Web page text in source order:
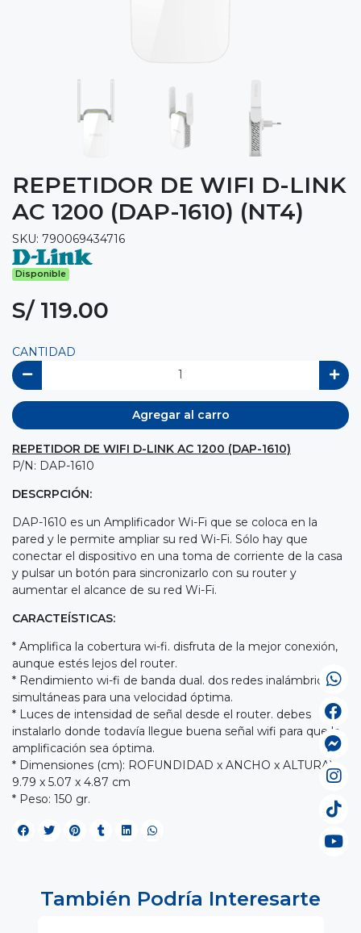
REPETIDOR DE WIFI D-LINK
AC 1200 (DAP-1610) (NT4)
SKU: 790069434716
Disponible
S/ 119.00
CANTIDAD
Agregar al carro
REPETIDOR DE WIFI D-LINK AC 1200 (DAP-1610)
P/N: DAP-1610
DESCRPCIÓN:
DAP-1610 es un Amplificador Wi-Fi que se coloca en la
pared y le permite ampliar su red Wi-Fi. Sólo hay que
conectar el dispositivo en una toma de corriente de la casa
y pulsar un botón para sincronizarlo con su router y
aumentar el alcance de su red Wi-Fi.
CARACTEÍSTICAS:
* Amplifica la cobertura wi-fi. disfruta de la mejor conexión,
aunque estés lejos del router.
* Rendimiento wi-fi de banda dual. dos redes inalámbricas
simultáneas para una velocidad óptima.
* Luces de intensidad de señal desde el router. debes
instalarlo donde todavía llegue buena señal wifi para que la
amplificación sea óptima.
* Dimensiones (cm): ROFUNDIDAD x ANCHO x ALTURA):
9.79 x 5.07 x 4.87 cm
* Peso: 150 gr.
También Podría Interesarte